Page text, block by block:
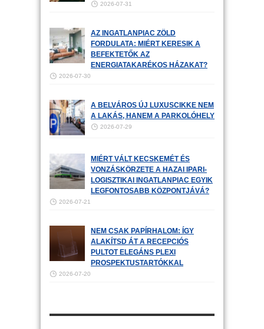
2026-07-31
AZ INGATLANPIAC ZÖLD
FORDULATA: MIÉRT KERESIK A
BEFEKTETŐK AZ
ENERGIATAKARÉKOS HÁZAKAT?
2026-07-30
A BELVÁROS ÚJ LUXUSCIKKE NEM
A LAKÁS, HANEM A PARKOLÓHELY
2026-07-29
MIÉRT VÁLT KECSKEMÉT ÉS
VONZÁSKÖRZETE A HAZAI IPARI-
LOGISZTIKAI INGATLANPIAC EGYIK
LEGFONTOSABB KÖZPONTJÁVÁ?
2026-07-21
NEM CSAK PAPÍRHALOM: ÍGY
ALAKÍTSD ÁT A RECEPCIÓS
PULTOT ELEGÁNS PLEXI
PROSPEKTUSTARTÓKKAL
2026-07-20